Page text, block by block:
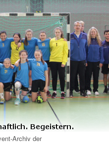
Archiv der